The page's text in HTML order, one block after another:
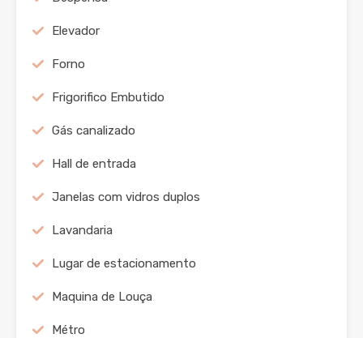
Elevador
Forno
Frigorifico Embutido
Gás canalizado
Hall de entrada
Janelas com vidros duplos
Lavandaria
Lugar de estacionamento
Maquina de Louça
Métro